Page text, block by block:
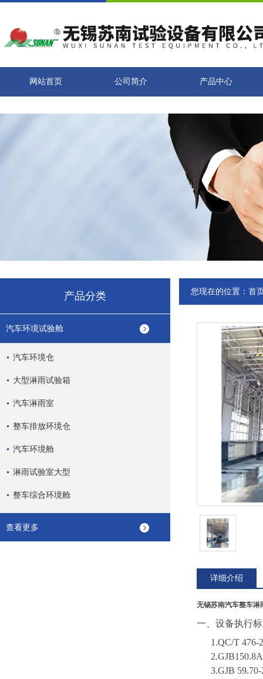
网站首页 公司简介 产品中心
产品分类
汽车环境试验舱
汽车环境仓
大型淋雨试验箱
汽车淋雨室
整车排放环境仓
汽车环境舱
淋雨试验室大型
整车综合环境舱
查看更多
您现在的位置： 首
详细介绍
无锡苏南汽车整车淋
一、 设备执行
1.QC/T
2.
3.GJB